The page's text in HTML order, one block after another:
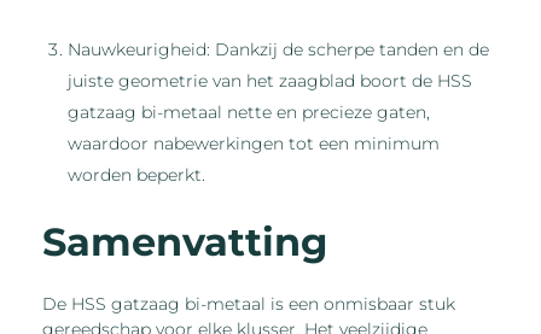
Nauwkeurigheid: Dankzij de scherpe tanden en de
juiste geometrie van het zaagblad boort de HSS
gatzaag bi-metaal nette en precieze gaten,
waardoor nabewerkingen tot een minimum
worden beperkt.
Samenvatting
De HSS gatzaag bi-metaal is een onmisbaar stuk
gereedschap voor elke klusser. Het veelzijdige